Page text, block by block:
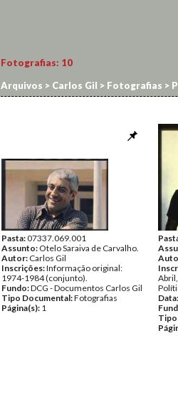
Fotografias: 10
Arquivos > Carlos Gil > Fotografias >
Pasta:07337.069.001
Assunto: Otelo Saraiva de Carvalho.
Autor: Carlos Gil
Inscrições:Informação original:
1974-1984 (conjunto).
Fundo:DCG - Documentos Carlos Gil
Tipo Documental:Fotografias
Página(s): 1
Data: